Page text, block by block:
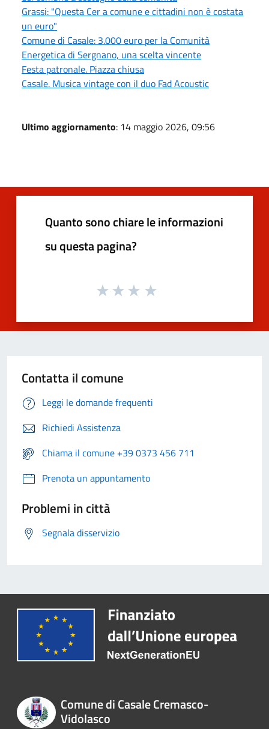
Grassi: "Questa Cer a comune e cittadini non è costata
un euro"
Comune di Casale: 3.000 euro per la Comunità
Energetica di Sergnano, una scelta vincente
Festa patronale. Piazza chiusa
Casale. Musica vintage con il duo Fad Acoustic
Ultimo aggiornamento: 14 maggio 2026, 09:56
Quanto sono chiare le informazioni
su questa pagina?
Contatta il comune
Leggi le domande frequenti
Richiedi Assistenza
Chiama il comune +39 0373 456 711
Prenota un appuntamento
Problemi in città
Segnala disservizio
Comune di Casale Cremasco-
Vidolasco